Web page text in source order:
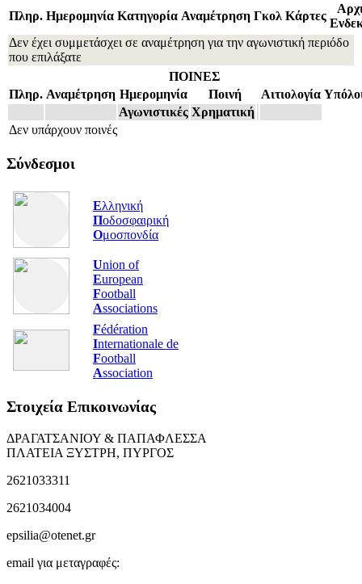
Πληρ. Ημερομηνία Κατηγορία Αναμέτρηση Γκολ Κάρτες
Δεν έχει συμμετάσχει σε αναμέτρηση για την αγωνιστική περιόδο
που επιλάξατε
ΠΟΙΝΕΣ
Πληρ. Αναμέτρηση Ημερομηνία Ποινή Αιτιολογία
Αγωνιστικές Χρηματική
Δεν υπάρχουν ποινές
Σύνδεσμοι
Ελληνική
Ποδοσφαιρική
Ομοσπονδία
Union of
European
Football
Associations
Fédération
Internationale de
Football
Association
Στοιχεία Επικοινωνίας
ΔΡΑΓΑΤΣΑΝΙΟΥ & ΠΑΠΑΦΛΕΣΣΑ
ΠΛΑΤΕΙΑ ΞΥΣΤΡΗ, ΠΥΡΓΟΣ
2621033311
2621034004
epsilia@otenet.gr
email για μεταγραφές: